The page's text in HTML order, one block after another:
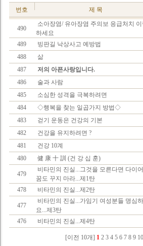
번호 제 목
490
소아장염/ 유아장염 주의보 응급처치
하세요
489
빙판길 낙상사고 예방법
488
삶
487
저의 아픈사랑입니다.
486
술과 사람
485
소심한 성격을 극복하려면
484
◇행복을 찾는 일곱가지 방법◇
483
걷기 운동은 건강의 기본
482
건강을 유지하려면 ?
481
건강 10계
480
健 康 十 訓 (건 강 십 훈)
479
비타민의 진실...그것을 모른다면 다이
꿈도 꾸지 마라...제1탄
478
비타민의 진실...제2탄
477
비타민의 진실...가임기 여성분들 명심
요...제3탄
476
비타민의 진실...제4탄
[이전 10개] 1 2 3 4 5 6 7 8 9 10